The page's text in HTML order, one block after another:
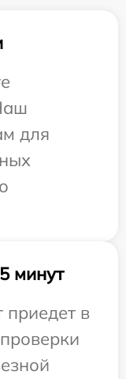
для
минут
приедет в